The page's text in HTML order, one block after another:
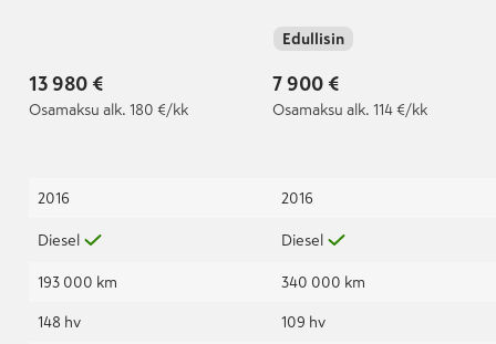
13 980 €
Osamaksu alk. 180 €/kk
2016
Diesel
193 000 km
148 hv
automaatti
Edullisin
7 900 €
Osamaksu alk. 114 €/kk
2016
Diesel
340 000 km
109 hv